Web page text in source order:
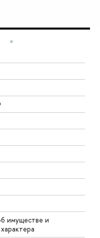
имуществе и